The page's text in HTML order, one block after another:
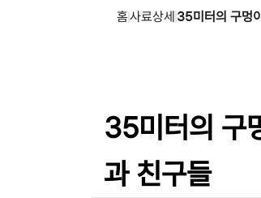
홈사료상세 35미터의 구멍
35미터의 구
과 친구들